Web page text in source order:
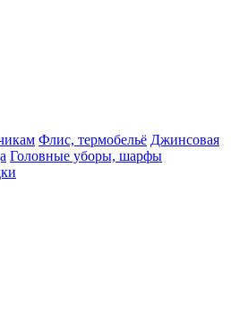
Флис, термобельё Джинсовая
Головные уборы, шарфы